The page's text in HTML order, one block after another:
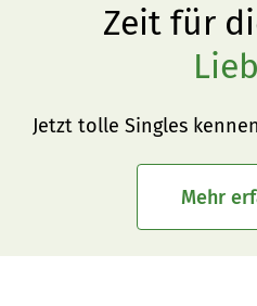
Zeit für
Jetzt tolle Singles
Mehr